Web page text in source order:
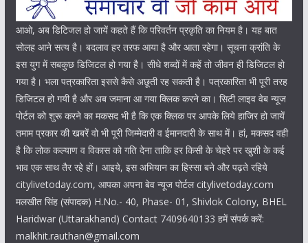
आओ, अब डिटिजल हो जायें कहते हैं कि परिवर्तन प्रकृति का नियम है। यह बात
सोलह आने सत्य है। बदलाव हर तरफ आया है और आता रहेगा। सूचना क्रांति के
इस युग में सबकुछ डिजिटल हो गया है। सीधे शब्दों में कहें तो जीवन ही डिजिटल हो
गया है। भला पत्रकारिता इससे कैसे अछूती रह सकती है। पत्रकारिता भी पूरी तरह
डिजिटल हो गयी है और अब जमाना आ गया क्लिक करने का। सिटी लाइव वेब न्यूज
पोर्टल को शुरू करने का मकसद भी है कि एक क्लिक पर आपके लिये हाजिर हो जायें
तमाम प्रकार की खबरें वो भी पूरी जिम्मेदारी व ईमानदारी के साथ में। हां, मकसद वही
है कि लोक कल्याण व विकास को गति देना ताकि हर किसी के चेहरे पर खुशी के कई
भाव एक साथ तैर रहे हों। आइये, इस अभियान का हिस्सा बने और पढ़ते रहिये
citylivetoday.com, आपका अपना बेव न्यूज पोर्टल citylivetoday.com
मलखीत सिंह (संपादक) H.No.- 40, Phase- 01, Shivlok Colony, BHEL
Haridwar (Uttarakhand) Contact 7409640133 हमें संपर्क करें:
malkhit.rauthan@gmail.com